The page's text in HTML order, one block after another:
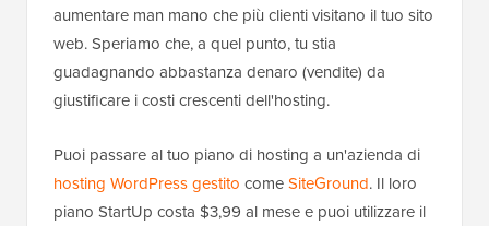
aumentare man mano che più clienti visitano il tuo sito
web. Speriamo che, a quel punto, tu stia
guadagnando abbastanza denaro (vendite) da
giustificare i costi crescenti dell'hosting.
Puoi passare al tuo piano di hosting a un'azienda di
hosting WordPress gestito comeSiteGround. Il loro
piano StartUp costa $3,99 al mese e puoi utilizzare il